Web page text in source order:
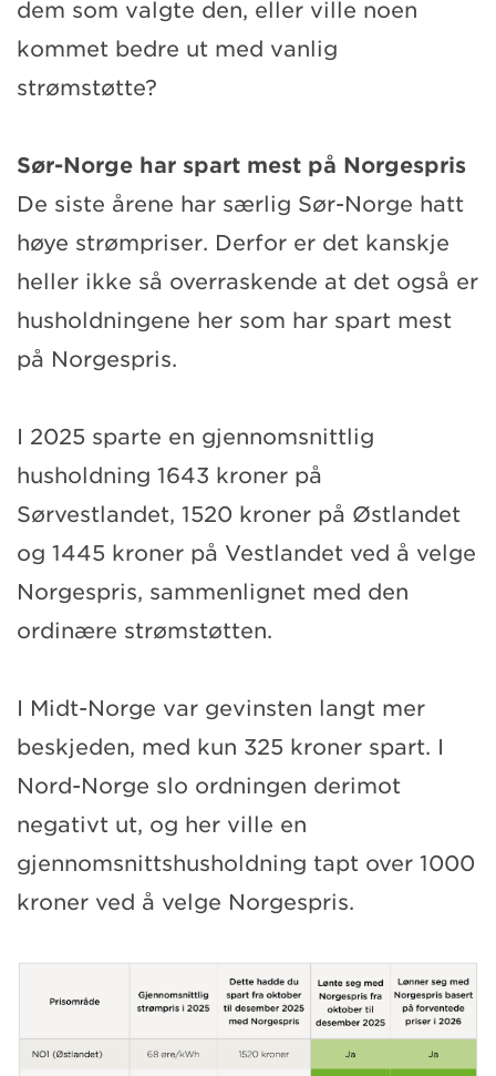
dem som valgte den, eller ville noen
kommet bedre ut med vanlig
strømstøtte?
Sør-Norge har spart mest på Norgespris
De siste årene har særlig Sør-Norge hatt
høye strømpriser. Derfor er det kanskje
heller ikke så overraskende at det også er
husholdningene her som har spart mest
på Norgespris.
I 2025 sparte en gjennomsnittlig
husholdning 1643 kroner på
Sørvestlandet, 1520 kroner på Østlandet
og 1445 kroner på Vestlandet ved å velge
Norgespris, sammenlignet med den
ordinære strømstøtten.
I Midt-Norge var gevinsten langt mer
beskjeden, med kun 325 kroner spart. I
Nord-Norge slo ordningen derimot
negativt ut, og her ville en
gjennomsnittshusholdning tapt over 1000
kroner ved å velge Norgespris.